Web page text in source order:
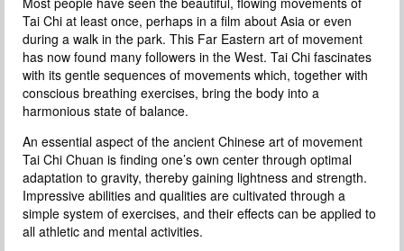
Tai Chi at least once, perhaps in a film about Asia or even
during a walk in the park. This Far Eastern art of movement
has now found many followers in the West. Tai Chi fascinates
with its gentle sequences of movements which, together with
conscious breathing exercises, bring the body into a
harmonious state of balance.
An essential aspect of the ancient Chinese art of movement
Tai Chi Chuan is finding one’s own center through optimal
adaptation to gravity, thereby gaining lightness and strength.
Impressive abilities and qualities are cultivated through a
simple system of exercises, and their effects can be applied to
all athletic and mental activities.